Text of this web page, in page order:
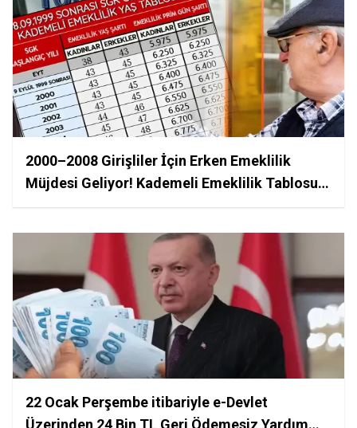
2000–2008 Girişliler İçin Erken Emeklilik
Müjdesi Geliyor! Kademeli Emeklilik Tablosu
Çıktı
22 Ocak Perşembe itibariyle e-Devlet
Üzerinden 24 Bin TL Geri Ödemesiz Yardım